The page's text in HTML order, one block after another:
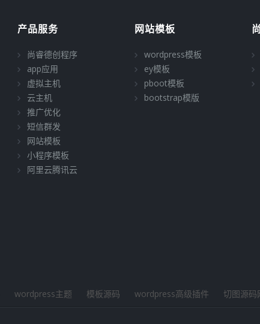
产品服务
尚睿德创程序
app应用
虚拟主机
云主机
推广优化
短信群发
网站模板
小程序模板
阿里云腾讯云
网站模板
wordpress模板
ey模板
pboot模板
bootstrap模版
wordpress主题 模板源码 wordpress高级插件 切图源码